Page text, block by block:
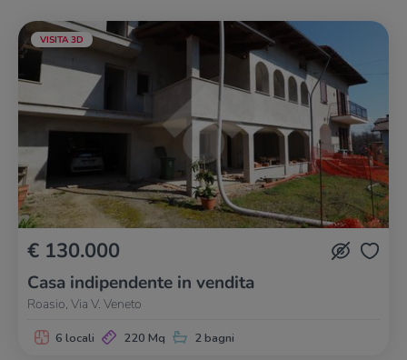
VISITA 3D
€ 130.000
Casa indipendente in vendita
Roasio, Via V. Veneto
6 locali 220 Mq 2 bagni